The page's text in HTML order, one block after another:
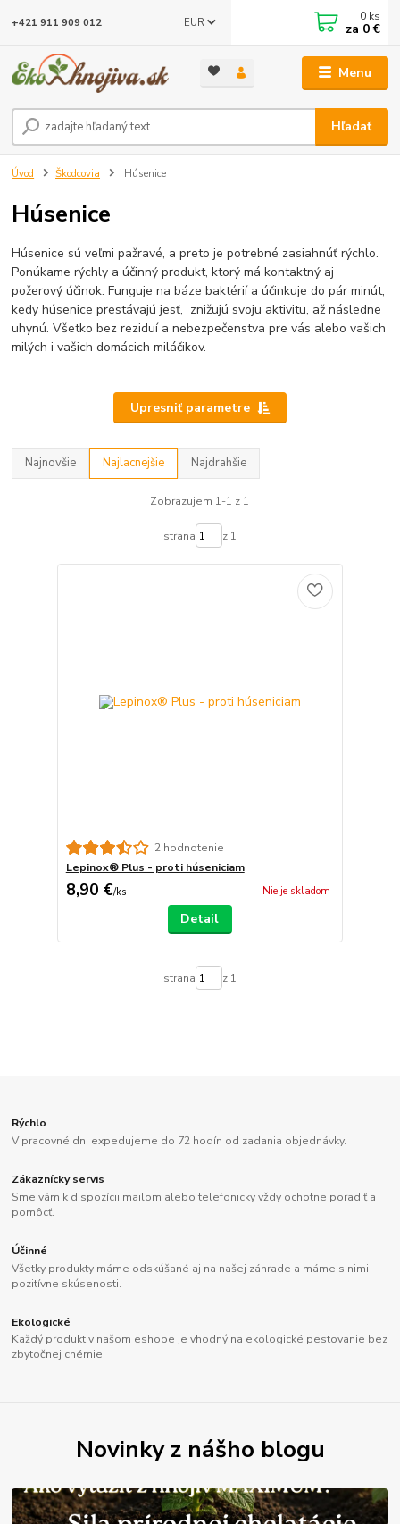
Menu
EUR
Hľadať
+421 911 909 012 0 ks
za 0 €
Úvod Škodcovia Húsenice
Húsenice
Húsenice sú veľmi pažravé, a preto je potrebné zasiahnúť rýchlo.
Ponúkame rýchly a účinný produkt, ktorý má kontaktný aj
požerový účinok. Funguje na báze baktérií a účinkuje do pár minút,
kedy húsenice prestávajú jesť, znižujú svoju aktivitu, až následne
uhynú. Všetko bez reziduí a nebezpečenstva pre vás alebo vašich
milých i vašich domácich miláčikov.
Upresniť parametre
Najnovšie Najlacnejšie Najdrahšie
Zobrazujem 1-1 z 1
strana z 1
2 hodnotenie
Lepinox® Plus - proti húseniciam
8,90 €/ks Nie je skladom
Detail
strana z 1
Rýchlo
V pracovné dni expedujeme do 72 hodín od zadania objednávky.
Zákaznícky servis
Sme vám k dispozícii mailom alebo telefonicky vždy ochotne poradiť a
pomôcť.
Účinné
Všetky produkty máme odskúšané aj na našej záhrade a máme s nimi
pozitívne skúsenosti.
Ekologické
Každý produkt v našom eshope je vhodný na ekologické pestovanie bez
zbytočnej chémie.
Novinky z nášho blogu